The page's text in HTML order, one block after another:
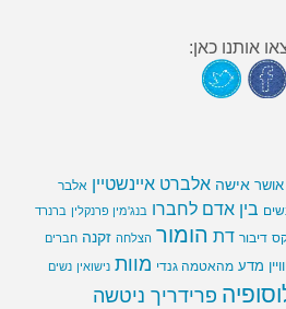
אותנו כאן:
אושר אישה אלברט איינשטיין אלבר
בין אדם לחברו בנג'מין פרנקלין ברנרד
דיבור דת הומור הצלחה זקנה חברים
מדע מהאטמה גנדי מוות נישואין נשים
פרידריך ניטשה